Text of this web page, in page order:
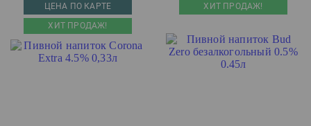
ЦЕНА ПО КАРТЕ
ХИТ ПРОДАЖ!
ХИТ ПРОДАЖ!